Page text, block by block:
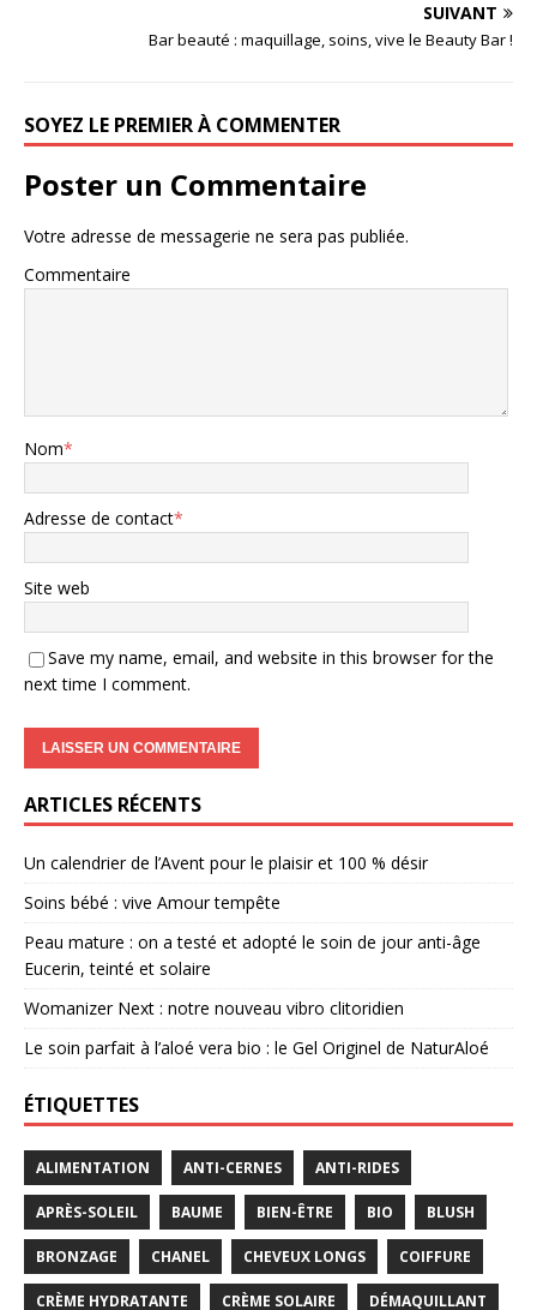
SUIVANT
Bar beauté : maquillage, soins, vive le Beauty Bar !
SOYEZ LE PREMIER À COMMENTER
Poster un Commentaire
Votre adresse de messagerie ne sera pas publiée.
Commentaire
Nom*
Adresse de contact*
Site web
Save my name, email, and website in this browser for the
next time I comment.
ARTICLES RÉCENTS
Un calendrier de l’Avent pour le plaisir et 100 % désir
Soins bébé : vive Amour tempête
Peau mature : on a testé et adopté le soin de jour anti-âge
Eucerin, teinté et solaire
Womanizer Next : notre nouveau vibro clitoridien
Le soin parfait à l’aloé vera bio : le Gel Originel de NaturAloé
ÉTIQUETTES
ALIMENTATION ANTI-CERNES ANTI-RIDES
APRÈS-SOLEIL BAUME BIEN-ÊTRE BIO BLUSH
BRONZAGE CHANEL CHEVEUX LONGS COIFFURE
CRÈME HYDRATANTE CRÈME SOLAIRE DÉMAQUILLANT